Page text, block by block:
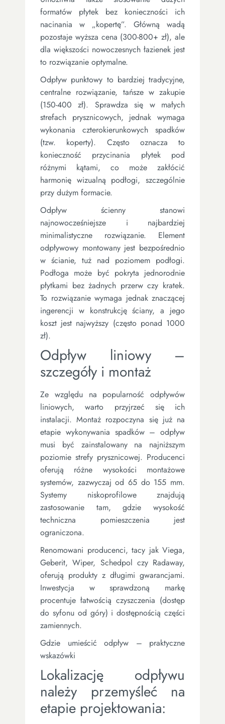
formatów płytek bez konieczności ich
nacinania w „kopertę”. Główną wadą
pozostaje wyższa cena (300-800+ zł), ale
dla większości nowoczesnych łazienek jest
to rozwiązanie optymalne.
Odpływ punktowy to bardziej tradycyjne,
centralne rozwiązanie, tańsze w zakupie
(150-400 zł). Sprawdza się w małych
strefach prysznicowych, jednak wymaga
wykonania czterokierunkowych spadków
(tzw. koperty). Często oznacza to
konieczność przycinania płytek pod
różnymi kątami, co może zakłócić
harmonię wizualną podłogi, szczególnie
przy dużym formacie.
Odpływ ścienny stanowi
najnowocześniejsze i najbardziej
minimalistyczne rozwiązanie. Element
odpływowy montowany jest bezpośrednio
w ścianie, tuż nad poziomem podłogi.
Podłoga może być pokryta jednorodnie
płytkami bez żadnych przerw czy kratek.
To rozwiązanie wymaga jednak znaczącej
ingerencji w konstrukcję ściany, a jego
koszt jest najwyższy (często ponad 1000
zł).
Odpływ liniowy –
szczegóły i montaż
Ze względu na popularność odpływów
liniowych, warto przyjrzeć się ich
instalacji. Montaż rozpoczyna się już na
etapie wykonywania spadków – odpływ
musi być zainstalowany na najniższym
poziomie strefy prysznicowej. Producenci
oferują różne wysokości montażowe
systemów, zazwyczaj od 65 do 155 mm.
Systemy niskoprofilowe znajdują
zastosowanie tam, gdzie wysokość
techniczna pomieszczenia jest
ograniczona.
Renomowani producenci, tacy jak Viega,
Geberit, Wiper, Schedpol czy Radaway,
oferują produkty z długimi gwarancjami.
Inwestycja w sprawdzoną markę
procentuje łatwością czyszczenia (dostęp
do syfonu od góry) i dostępnością części
zamiennych.
Gdzie umieścić odpływ – praktyczne
wskazówki
Lokalizację odpływu
należy przemyśleć na
etapie projektowania: